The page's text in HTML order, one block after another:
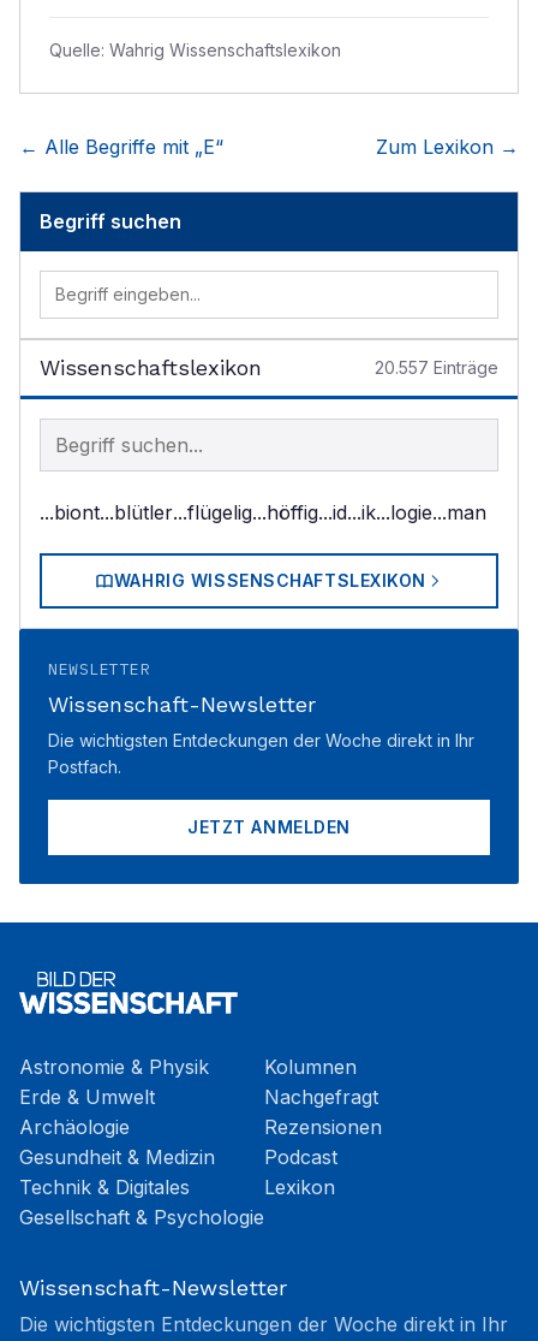
Quelle: Wahrig Wissenschaftslexikon
← Alle Begriffe mit „E“ Zum Lexikon →
Begriff suchen
Wissenschaftslexikon 20.557 Einträge
Begriff im Lexikon suchen
...biont...blütler...flügelig...höffig...id...ik...logie...man
WAHRIG WISSENSCHAFTSLEXIKON
NEWSLETTER
Wissenschaft-Newsletter
Die wichtigsten Entdeckungen der Woche direkt in Ihr
Postfach.
JETZT ANMELDEN
Astronomie & Physik
Erde & Umwelt
Archäologie
Gesundheit & Medizin
Technik & Digitales
Gesellschaft & Psychologie
Kolumnen
Nachgefragt
Rezensionen
Podcast
Lexikon
Wissenschaft-Newsletter
Die wichtigsten Entdeckungen der Woche direkt in Ihr